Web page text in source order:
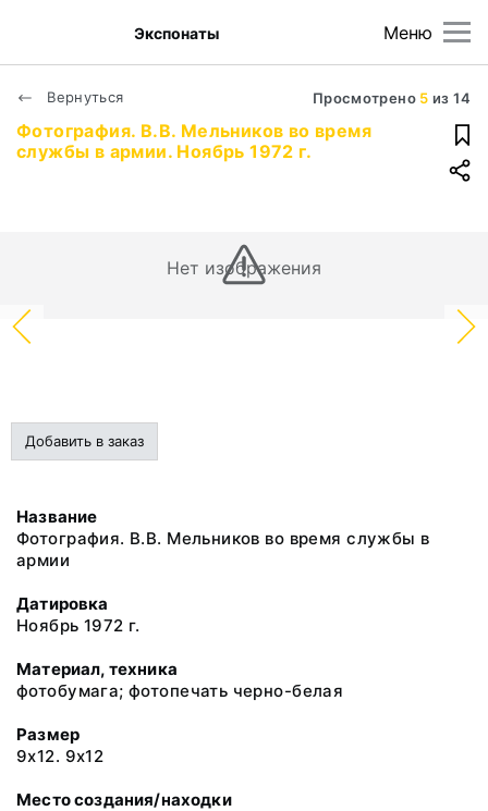
Меню
Экспонаты
Вернуться Просмотрено 5 из14
Фотография. В.В. Мельников во время
службы в армии. Ноябрь 1972 г.
Нет изображения
Добавить в заказ
Название
Фотография. В.В. Мельников во время службы в
армии
Датировка
Ноябрь 1972 г.
Материал, техника
фотобумага; фотопечать черно-белая
Размер
9х12. 9х12
Место создания/находки